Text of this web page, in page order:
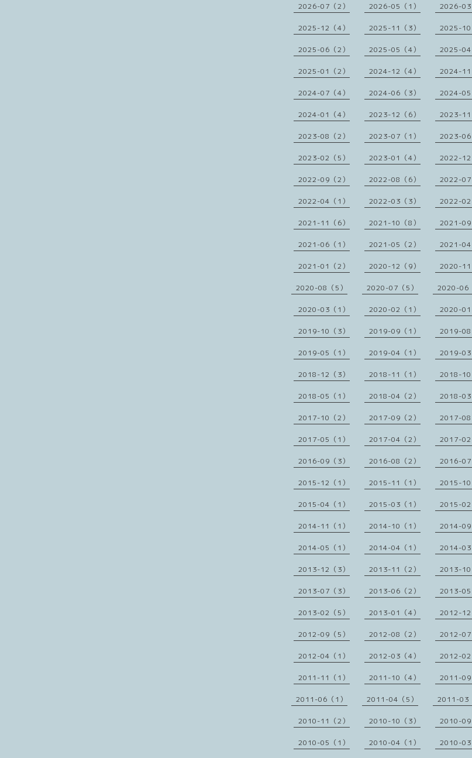
2026-07（2） 2026-05（1） 2026-03
2025-12（4） 2025-11（3） 2025-10
2025-06（2） 2025-05（4） 2025-04
2025-01（2） 2024-12（4） 2024-11
2024-07（4） 2024-06（3） 2024-05
2024-01（4） 2023-12（6） 2023-11
2023-08（2） 2023-07（1） 2023-06
2023-02（5） 2023-01（4） 2022-12
2022-09（2） 2022-08（6） 2022-07
2022-04（1） 2022-03（3） 2022-02
2021-11（6） 2021-10（8） 2021-09
2021-06（1） 2021-05（2） 2021-04
2021-01（2） 2020-12（9） 2020-11
2020-08（5） 2020-07（5） 2020-06
2020-03（1） 2020-02（1） 2020-01
2019-10（3） 2019-09（1） 2019-08
2019-05（1） 2019-04（1） 2019-03
2018-12（3） 2018-11（1） 2018-10
2018-05（1） 2018-04（2） 2018-03
2017-10（2） 2017-09（2） 2017-08
2017-05（1） 2017-04（2） 2017-02
2016-09（3） 2016-08（2） 2016-07
2015-12（1） 2015-11（1） 2015-10
2015-04（1） 2015-03（1） 2015-02
2014-11（1） 2014-10（1） 2014-09
2014-05（1） 2014-04（1） 2014-03
2013-12（3） 2013-11（2） 2013-10
2013-07（3） 2013-06（2） 2013-05
2013-02（5） 2013-01（4） 2012-12
2012-09（5） 2012-08（2） 2012-07
2012-04（1） 2012-03（4） 2012-02
2011-11（1） 2011-10（4） 2011-09
2011-06（1） 2011-04（5） 2011-03
2010-11（2） 2010-10（3） 2010-09
2010-05（1） 2010-04（1） 2010-03